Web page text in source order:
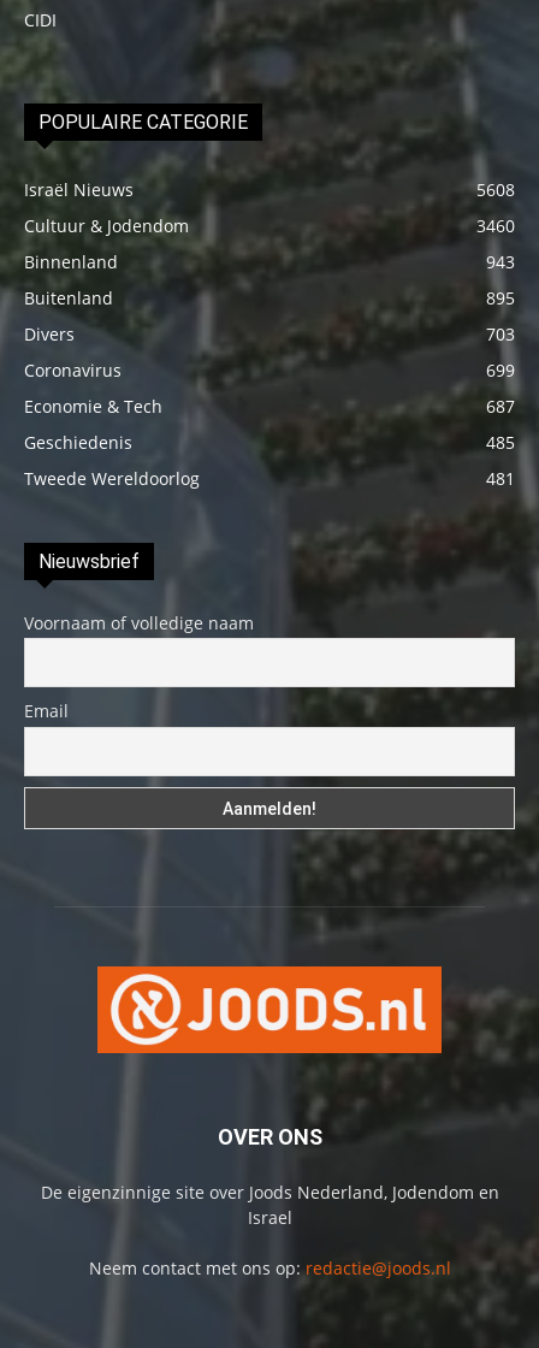
CIDI
POPULAIRE CATEGORIE
Israël Nieuws
5608
Cultuur & Jodendom
3460
Binnenland
943
Buitenland
895
Divers
703
Coronavirus
699
Economie & Tech
687
Geschiedenis
485
Tweede Wereldoorlog
481
Nieuwsbrief
Voornaam of volledige naam
Email
OVER ONS
De eigenzinnige site over Joods Nederland, Jodendom en
Israel
Neem contact met ons op: redactie@joods.nl